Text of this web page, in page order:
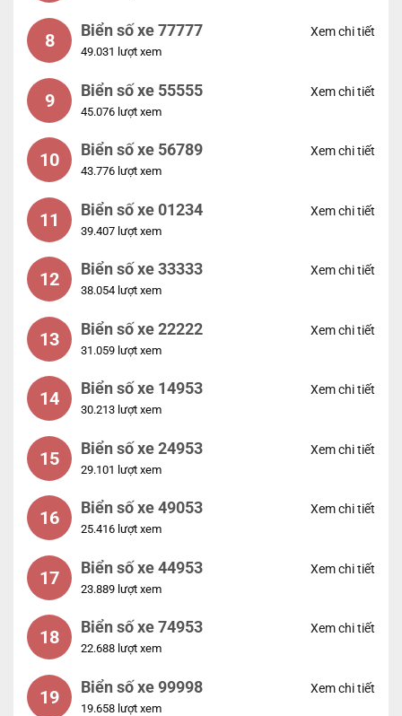
8 Biển số xe 77777
49.031 lượt xem
Xem chi tiết
9 Biển số xe 55555
45.076 lượt xem
Xem chi tiết
10 Biển số xe 56789
43.776 lượt xem
Xem chi tiết
11 Biển số xe 01234
39.407 lượt xem
Xem chi tiết
12 Biển số xe 33333
38.054 lượt xem
Xem chi tiết
13 Biển số xe 22222
31.059 lượt xem
Xem chi tiết
14 Biển số xe 14953
30.213 lượt xem
Xem chi tiết
15 Biển số xe 24953
29.101 lượt xem
Xem chi tiết
16 Biển số xe 49053
25.416 lượt xem
Xem chi tiết
17 Biển số xe 44953
23.889 lượt xem
Xem chi tiết
18 Biển số xe 74953
22.688 lượt xem
Xem chi tiết
19 Biển số xe 99998
19.658 lượt xem
Xem chi tiết